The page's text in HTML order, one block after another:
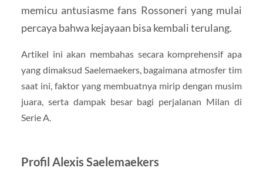
memicu antusiasme fans Rossoneri yang mulai
percaya bahwa kejayaan bisa kembali terulang.
Artikel ini akan membahas secara komprehensif apa
yang dimaksud Saelemaekers, bagaimana atmosfer tim
saat ini, faktor yang membuatnya mirip dengan musim
juara, serta dampak besar bagi perjalanan Milan di
Serie A.
Profil Alexis Saelemaekers